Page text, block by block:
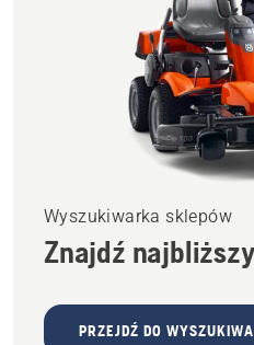
Wyszukiwarka sklepów
Znajdź
PRZEJDŹ DO